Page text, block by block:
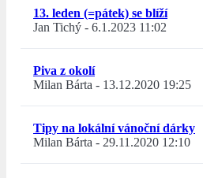
13. leden (=pátek) se blíží
Jan Tichý - 6.1.2023 11:02
Piva z okolí
Milan Bárta - 13.12.2020 19:25
Tipy na lokální vánoční dárky
Milan Bárta - 29.11.2020 12:10